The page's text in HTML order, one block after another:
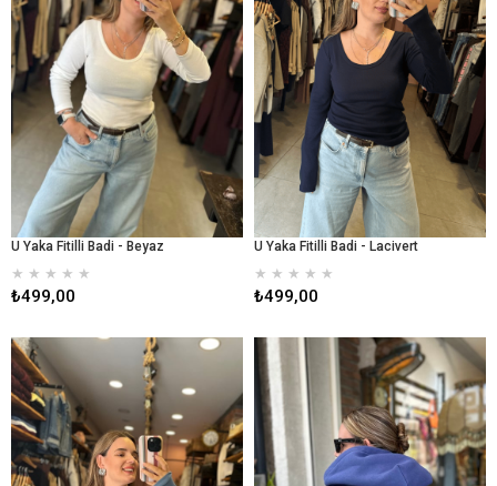
U Yaka Fitilli Badi - Beyaz
★ ★ ★ ★ ★
₺499,00
U Yaka Fitilli Badi - Lacivert
★ ★ ★ ★ ★
₺499,00